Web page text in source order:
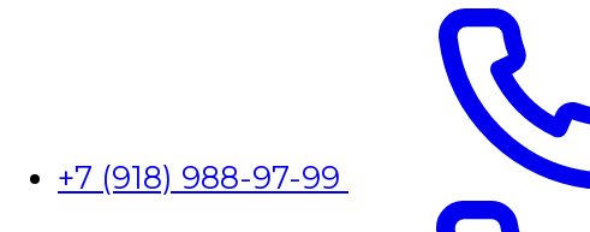
+7 (918) 988-97-99